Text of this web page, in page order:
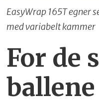
EasyWrap 165T egner
med variabelt kammer
For de
ballene